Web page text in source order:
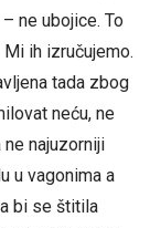
ne ubojice. To
ih izručujemo.
tada zbog
neću, ne
najuzorniji
u vagonima a
bi se štitila